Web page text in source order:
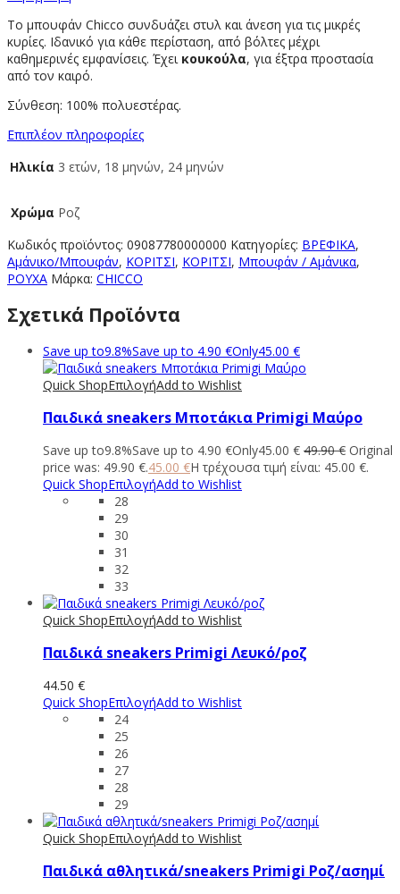
Το μπουφάν Chicco συνδυάζει στυλ και άνεση για τις μικρές
κυρίες. Iδανικό για κάθε περίσταση, από βόλτες μέχρι
καθημερινές εμφανίσεις. Έχει κουκούλα, για έξτρα προστασία
από τον καιρό.
Σύνθεση: 100% πολυεστέρας.
Επιπλέον πληροφορίες
Ηλικία 3 ετών, 18 μηνών, 24 μηνών
Χρώμα Ροζ
Κωδικός προϊόντος: 09087780000000 Κατηγορίες: ΒΡΕΦΙΚΑ,
Αμάνικο/Μπουφάν, ΚΟΡΙΤΣΙ, ΚΟΡΙΤΣΙ, Μπουφάν / Αμάνικα,
ΡΟΥΧΑ Μάρκα: CHICCO
Σχετικά Προϊόντα
Save up to9.8%Save up to 4.90 €Only45.00 €
Quick ShopΕπιλογήAdd to Wishlist
Παιδικά sneakers Μποτάκια Primigi Μαύρο
Save up to9.8%Save up to 4.90 €Only45.00 € 49.90€ Original
price was: 49.90 €.45.00 €Η τρέχουσα τιμή είναι: 45.00 €.
Quick ShopΕπιλογήAdd to Wishlist
28
29
30
31
32
33
Quick ShopΕπιλογήAdd to Wishlist
Παιδικά sneakers Primigi Λευκό/ροζ
44.50 €
Quick ShopΕπιλογήAdd to Wishlist
24
25
26
27
28
29
Quick ShopΕπιλογήAdd to Wishlist
Παιδικά αθλητικά/sneakers Primigi Ροζ/ασημί